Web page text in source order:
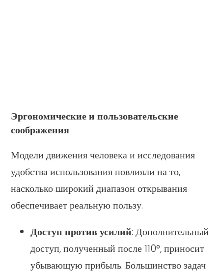
Эргономические и пользовательские
соображения
Модели движения человека и исследования
удобства использования повлияли на то,
насколько широкий диапазон открывания
обеспечивает реальную пользу.
Доступ против усилий: Дополнительный
доступ, полученный после 110°, приносит
убывающую прибыль. Большинство задач